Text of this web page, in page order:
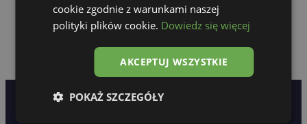
Zostań naszym dealerem
cookie zgodnie z warunkami naszej
polityki plików cookie. Dowiedz się więcej
AKCEPTUJ WSZYSTKIE
POKAŻ SZCZEGÓŁY